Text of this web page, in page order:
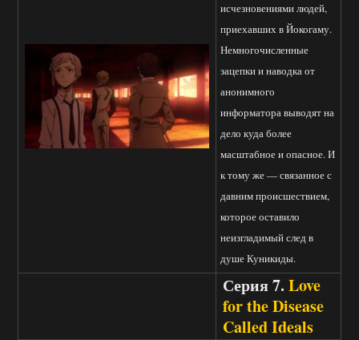
исчезновениями людей,
приехавших в Йокогаму.
Немногочисленные
зацепки и наводка от
анонимного
информатора выводят на
дело куда более
масштабное и опасное. И
к тому же — связанное с
давним происшествием,
которое оставило
неизгладимый след в
душе Куникиды.
Серия 7. Love
for the Disease
Called Ideals